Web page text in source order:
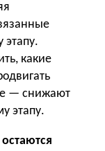
какие
— снижают
этапу.